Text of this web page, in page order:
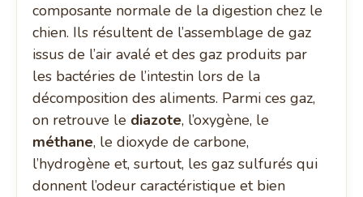
composante normale de la digestion chez le
chien. Ils résultent de l’assemblage de gaz
issus de l’air avalé et des gaz produits par
les bactéries de l’intestin lors de la
décomposition des aliments. Parmi ces gaz,
on retrouve le diazote, l’oxygène, le
méthane, le dioxyde de carbone,
l’hydrogène et, surtout, les gaz sulfurés qui
donnent l’odeur caractéristique et bien